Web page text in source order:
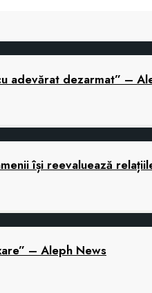
adevărat dezarmat” –
își reevaluează
– Aleph News